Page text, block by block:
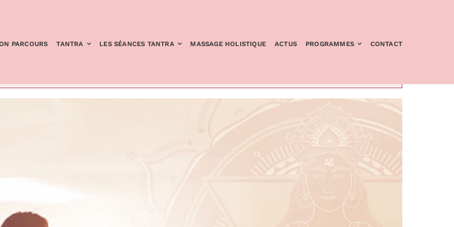
PARCOURS TANTRA LES SÉANCES TANTRA MASSAGE HOLISTIQUE ACTUS PROGRAMMES CONTACT